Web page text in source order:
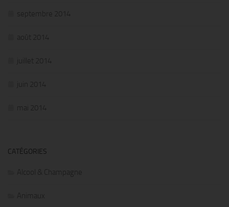
septembre 2014
août 2014
juillet 2014
juin 2014
mai 2014
CATÉGORIES
Alcool & Champagne
Animaux